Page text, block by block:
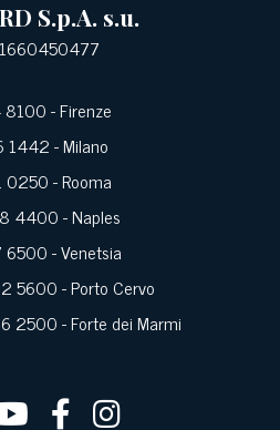
S.p.A. s.u.
8100- Firenze
1442- Milano
0250- Rooma
4400- Naples
6500- Venetsia
5600- Porto Cervo
2500- Forte dei Marmi